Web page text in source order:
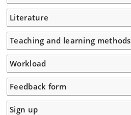
Literature
Teaching and learning methods
Workload
Feedback form
Sign up